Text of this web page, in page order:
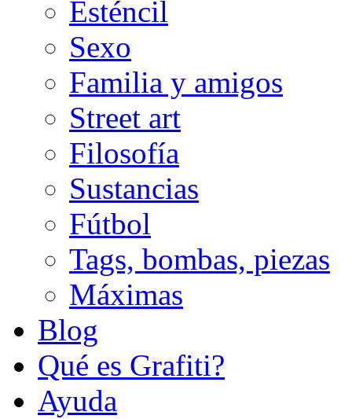
Esténcil
Sexo
Familia y amigos
Street art
Filosofía
Sustancias
Fútbol
Tags, bombas, piezas
Máximas
Blog
Qué es Grafiti?
Ayuda